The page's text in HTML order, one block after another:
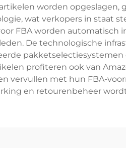
worden opgeslagen,
wat verkopers in staat
FBA worden automatisch
De technologische
pakketselectiesystemen
profiteren ook van
vervullen met hun FBA-
en retourenbeheer